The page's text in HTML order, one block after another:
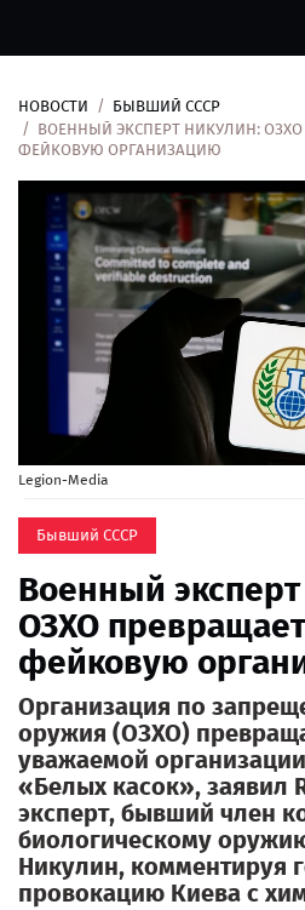
Новости
Рубрики
Контакты
НОВОСТИ
БЫВШИЙ СССР
ВОЕННЫЙ ЭКСПЕРТ НИКУЛИН:
ФЕЙКОВУЮ ОРГАНИЗАЦИЮ
Legion-Media
Бывший СССР
Военный
ОЗХО
фейковую
Организация по
оружия (ОЗХО)
уважаемой
«Белых касок», заявил
эксперт, бывший член
биологическому
Никулин, комментируя
провокацию Киева с